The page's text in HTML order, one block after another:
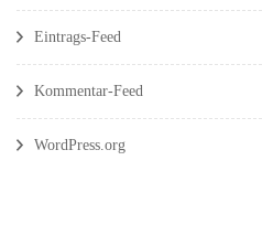
Eintrags-Feed
Kommentar-Feed
WordPress.org